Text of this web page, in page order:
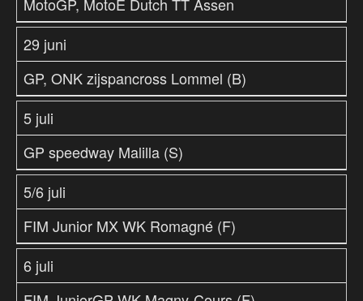
29 juni
GP, ONK zijspancross Lommel (B)
5 juli
GP speedway Malilla (S)
5/6 juli
FIM Junior MX WK Romagné (F)
6 juli